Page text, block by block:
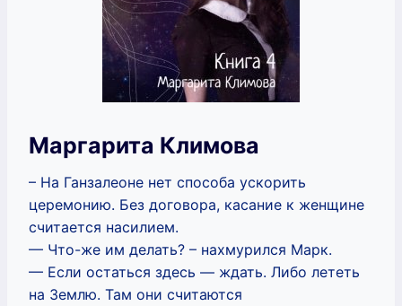
Маргарита Климова
– На Ганзалеоне нет способа ускорить
церемонию. Без договора, касание к женщине
считается насилием.
— Что-же им делать? – нахмурился Марк.
— Если остаться здесь — ждать. Либо лететь
на Землю. Там они считаются